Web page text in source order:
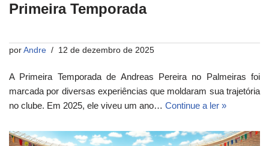
Primeira Temporada
por Andre 12 de dezembro de 2025
A Primeira Temporada de Andreas Pereira no Palmeiras foi
marcada por diversas experiências que moldaram sua trajetória
no clube. Em 2025, ele viveu um ano… Continue a ler »